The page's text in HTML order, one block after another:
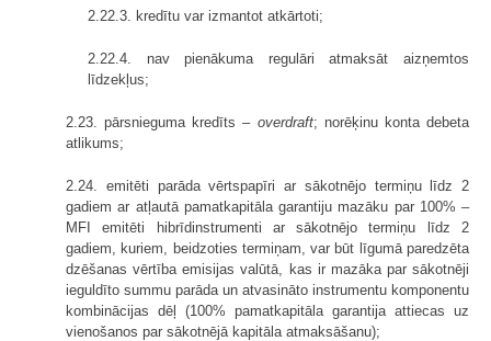
2.22.3. kredītu var izmantot atkārtoti;
2.22.4. nav pienākuma regulāri atmaksāt aizņemtos
līdzekļus;
2.23. pārsnieguma kredīts – overdraft; norēķinu konta debeta
atlikums;
2.24. emitēti parāda vērtspapīri ar sākotnējo termiņu līdz 2
gadiem ar atļautā pamatkapitāla garantiju mazāku par 100% –
MFI emitēti hibrīdinstrumenti ar sākotnējo termiņu līdz 2
gadiem, kuriem, beidzoties termiņam, var būt līgumā paredzēta
dzēšanas vērtība emisijas valūtā, kas ir mazāka par sākotnēji
ieguldīto summu parāda un atvasināto instrumentu komponentu
kombinācijas dēļ (100% pamatkapitāla garantija attiecas uz
vienošanos par sākotnējā kapitāla atmaksāšanu);